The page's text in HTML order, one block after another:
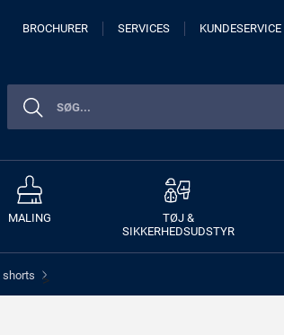
BROCHURER SERVICES KUNDESERVICE
MALING
TØJ &
SIKKERHEDSUDSTYR
shorts >